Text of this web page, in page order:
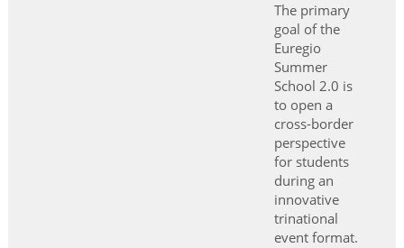
The primary
goal of the
Euregio
Summer
School 2.0 is
to open a
cross-border
perspective
for students
during an
innovative
trinational
event format.